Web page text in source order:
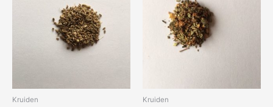
Kruiden Kruiden